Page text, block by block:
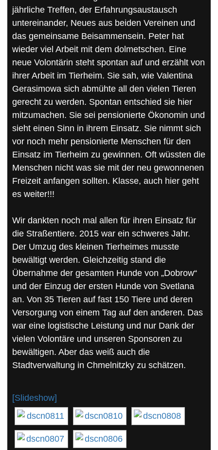
jährliche Treffen, der Erfahrungsaustausch
untereinander, Neues aus beiden Vereinen und
das gemeinsame Beisammensein. Peter hat
wieder viel Arbeit mit dem dolmetschen. Eine
neue Volontärin steht spontan auf und erzählt von
ihrer Arbeit im Tierheim. Sie sah, wie Valentina
Gerasimowa sich abmühte all den vielen Tieren
gerecht zu werden. Spontan entschied sie hier
mitzumachen. Sie sei pensionierte Ökonomin und
sieht einen Sinn in ihrem Einsatz. Sie nimmt sich
vor noch mehr pensionierte Menschen für den
Einsatz im Tierheim zu gewinnen. Oft wüssten die
Menschen nicht was sie mit der neu gewonnenen
Freizeit anfangen sollten. Klasse, auch hier geht
es weiter!!!
Wir dankten noch mal allen für ihren Einsatz für
die Straßentiere. 2015 war ein schweres Jahr.
Der Umzug des kleinen Tierheimes musste
bewältigt werden. Gleichzeitig stand die
Übernahme der gesamten Hunde von „Dobrow“
und der Einzug der ersten Hunde von Svetlana
an. Von 35 Tieren auf fast 150 Tiere und deren
Versorgung von einem Tag auf den anderen. Das
war eine logistische Leistung und nur Dank der
vielen Volontäre und unseren Sponsoren zu
bewältigen. Aber das weiß auch die
Stadtverwaltung in Chmelnitzky zu schätzen.
[Slideshow]